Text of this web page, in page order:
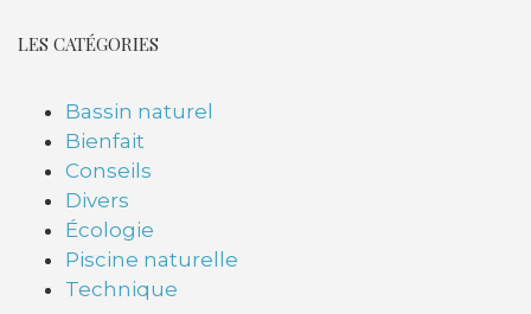
LES CATÉGORIES
Bassin naturel
Bienfait
Conseils
Divers
Écologie
Piscine naturelle
Technique